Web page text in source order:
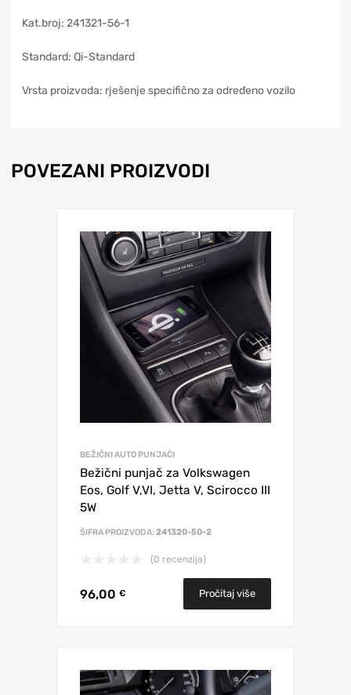
Kat.broj: 241321-56-1
Standard: Qi-Standard
Vrsta proizvoda: rješenje specifično za određeno vozilo
POVEZANI PROIZVODI
BEŽIČNI AUTO PUNJAČI
Bežični punjač za Volkswagen
Eos, Golf V,VI, Jetta V, Scirocco III
5W
ŠIFRA PROIZVODA: 241320-50-2
(0 recenzija)
96,00 € Pročitaj više